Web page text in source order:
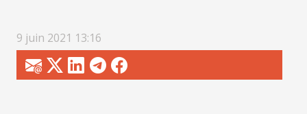
9 juin 2021 13:16